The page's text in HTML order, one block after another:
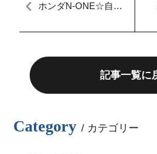
ホンダN-ONE☆自社
日のブログ☆花の周
記事一覧に
Category / カテゴリー